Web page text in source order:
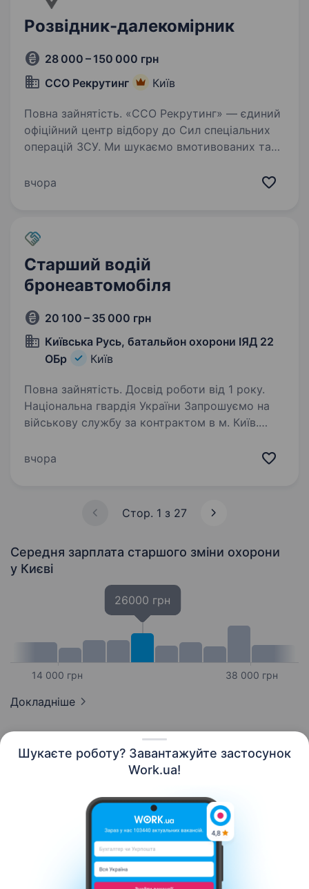
Шукаєте роботу? Завантажуйте застосунок
Work.ua!
Розвідник-далекомірник
28 000 – 150 000 грн
ССО Рекрутинг
Київ
Повна зайнятість. «ССО Рекрутинг» — єдиний
офіційний центр відбору до Сил спеціальних
операцій ЗСУ. Ми шукаємо вмотивованих та
професіями, адже кожен навик може стати
вчора
Старший водій
бронеавтомобіля
20 100 – 35 000 грн
Київська Русь, батальйон охорони ІЯД 22
ОБр
Київ
Повна зайнятість. Досвід роботи від 1 року.
Національна гвардія України Запрошуємо на
військову службу за контрактом в м. Київ.
офіційне працевлаштування; безкоштовне
вчора
Стор. 1 з 27
Середня зарплата старшого зміни охорони
у Києві
14 000 грн
26000 грн
38 000 грн
Докладніше